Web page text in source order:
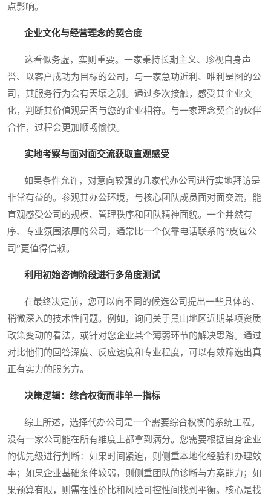
点影响。
企业文化与经营理念的契合度
这看似务虚，实则重要。一家秉持长期主义、珍视自身声
誉、以客户成功为目标的公司，与一家急功近利、唯利是图的公
司，其服务行为会有天壤之别。通过多次接触，感受其企业文
化，判断其价值观是否与您的企业相符。与一家理念契合的伙伴
合作，过程会更加顺畅愉快。
实地考察与面对面交流获取直观感受
如果条件允许，对意向较强的几家代办公司进行实地拜访是
非常有益的。参观其办公环境，与核心团队成员面对面交流，能
直观感受公司的规模、管理秩序和团队精神面貌。一个井然有
序、专业氛围浓厚的公司，通常比一个仅靠电话联系的“皮包公
司”更值得信赖。
利用初始咨询阶段进行多角度测试
在最终决定前，您可以向不同的候选公司提出一些具体的、
稍微深入的技术性问题。例如，询问关于黑山地区近期某项资质
政策变动的看法，或针对您企业某个薄弱环节的解决思路。通过
对比他们的回答深度、反应速度和专业程度，可以有效筛选出真
正有实力的服务方。
决策逻辑：综合权衡而非单一指标
综上所述，选择代办公司是一个需要综合权衡的系统工程。
没有一家公司能在所有维度上都拿到满分。您需要根据自身企业
的优先级进行判断：如果时间紧迫，则侧重本地化经验和办理效
率；如果企业基础条件较弱，则侧重团队的诊断与方案能力；如
果预算有限，则需在性价比和风险可控性间找到平衡。核心是找